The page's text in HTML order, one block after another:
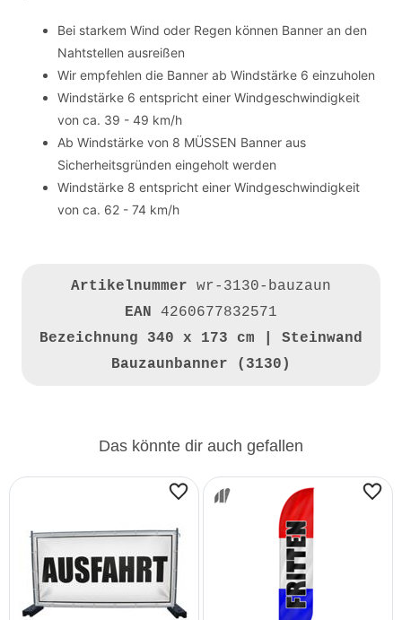
Bei starkem Wind oder Regen können Banner an den
Nahtstellen ausreißen
Wir empfehlen die Banner ab Windstärke 6 einzuholen
Windstärke 6 entspricht einer Windgeschwindigkeit
von ca. 39 - 49 km/h
Ab Windstärke von 8 MÜSSEN Banner aus
Sicherheitsgründen eingeholt werden
Windstärke 8 entspricht einer Windgeschwindigkeit
von ca. 62 - 74 km/h
Artikelnummer wr-3130-bauzaun
EAN 4260677832571
Bezeichnung 340 x 173 cm | Steinwand
Bauzaunbanner (3130)
Das könnte dir auch gefallen